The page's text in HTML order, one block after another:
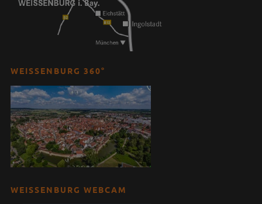
WEISSENBURG 360°
WEISSENBURG WEBCAM